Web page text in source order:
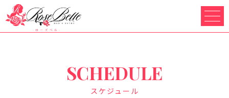
スケジュール
SCHEDULE